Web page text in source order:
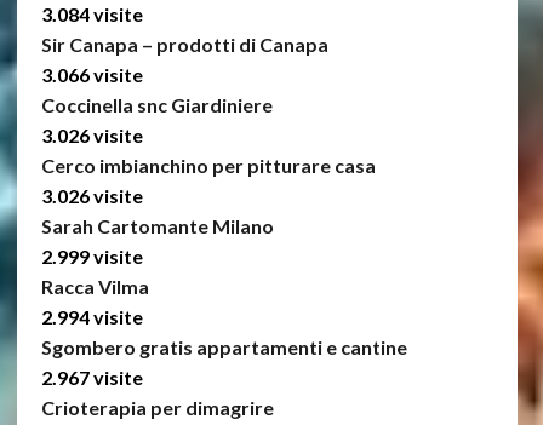
3.084 visite
Sir Canapa – prodotti di Canapa
3.066 visite
Coccinella snc Giardiniere
3.026 visite
Cerco imbianchino per pitturare casa
3.026 visite
Sarah Cartomante Milano
2.999 visite
Racca Vilma
2.994 visite
Sgombero gratis appartamenti e cantine
2.967 visite
Crioterapia per dimagrire